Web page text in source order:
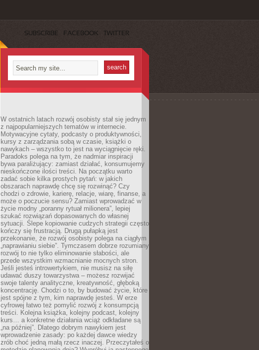
SUBSCRIBE FACEBOOK TWITTER
W ostatnich latach rozwój osobisty stał się jednym
z najpopularniejszych tematów w internecie.
Motywacyjne cytaty, podcasty o produktywności,
kursy z zarządzania sobą w czasie, książki o
nawykach – wszystko to jest na wyciągnięcie ręki.
Paradoks polega na tym, że nadmiar inspiracji
bywa paraliżujący: zamiast działać, konsumujemy
nieskończone ilości treści. Na początku warto
zadać sobie kilka prostych pytań: w jakich
obszarach naprawdę chcę się rozwinąć? Czy
chodzi o zdrowie, karierę, relacje, wiarę, finanse, a
może o poczucie sensu? Zamiast wprowadzać w
życie modny „poranny rytuał milionera”, lepiej
szukać rozwiązań dopasowanych do własnej
sytuacji. Ślepe kopiowanie cudzych strategii często
kończy się frustracją. Drugą pułapką jest
przekonanie, że rozwój osobisty polega na ciągłym
„naprawianiu siebie”. Tymczasem dobrze rozumiany
rozwój to nie tylko eliminowanie słabości, ale
przede wszystkim wzmacnianie mocnych stron.
Jeśli jesteś introwertykiem, nie musisz na siłę
udawać duszy towarzystwa – możesz rozwijać
swoje talenty analityczne, kreatywność, głęboką
koncentrację. Chodzi o to, by budować życie, które
jest spójne z tym, kim naprawdę jesteś. W erze
cyfrowej łatwo też pomylić rozwój z konsumpcją
treści. Kolejna książka, kolejny podcast, kolejny
kurs… a konkretne działania wciąż odkładane są
„na później”. Dlatego dobrym nawykiem jest
wprowadzenie zasady: po każdej dawce wiedzy
zrób choć jedną małą rzecz inaczej. Przeczytałeś o